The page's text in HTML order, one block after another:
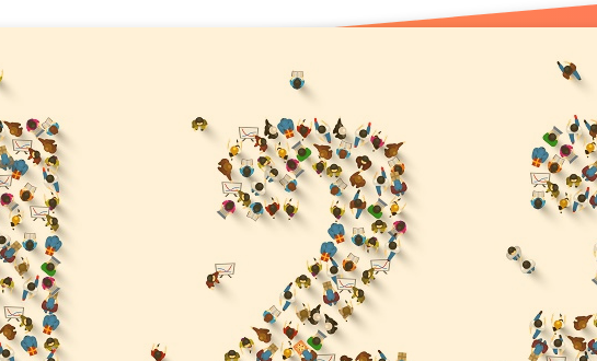
「カラオケまねきねこ」フィリピン出店に関するお知らせ （117KB）
2026年8月期第３四半期 決算補足説明資料
2026年8月期 第３四半期決算短信〔日本基準〕(連結) （577KB）
２０２６年８月期（第57期）配当予想の修正に関するお知らせ （
一覧
新上位ブランド「カラオケ金のまねきねこ」で大人のカラオケ利用を促進
一覧
【カラオケまねきねこ 札幌平岸店】8 月 7 日 12:00 グランドオープン!札
【カラオケまねきねこ 相模大野駅前店】 8 月 5 日 12:00 グランドオープ
【カラオケまねきねこ 盛岡バイパス店】 7 月30 日13:00 グランドオープ
完備の新たなエンタメ空間が誕生
（750KB）